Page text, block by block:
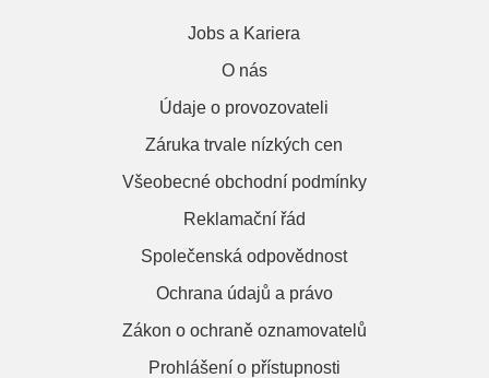
Jobs a Kariera
O nás
Údaje o provozovateli
Záruka trvale nízkých cen
Všeobecné obchodní podmínky
Reklamační řád
Společenská odpovědnost
Ochrana údajů a právo
Zákon o ochraně oznamovatelů
Prohlášení o přístupnosti